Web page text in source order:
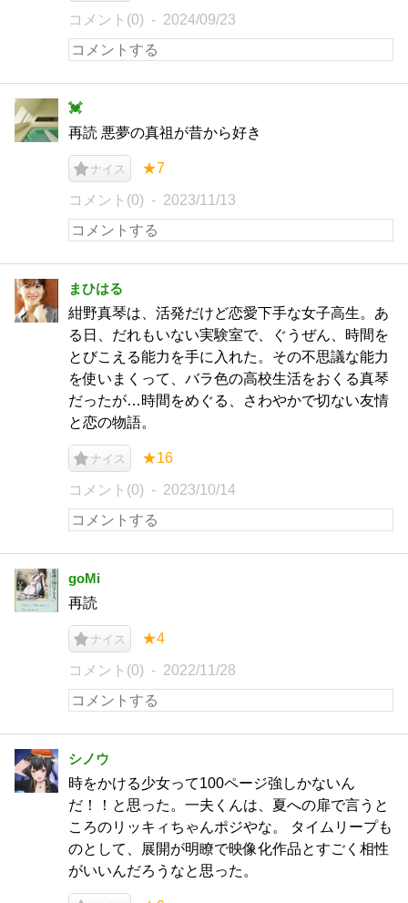
コメント(0) 2024/09/23
💓
再読 悪夢の真祖が昔から好き
ナイス ★7
コメント(0) 2023/11/13
まひはる
紺野真琴は、活発だけど恋愛下手な女子高生。あ
る日、だれもいない実験室で、ぐうぜん、時間を
とびこえる能力を手に入れた。その不思議な能力
を使いまくって、バラ色の高校生活をおくる真琴
だったが…時間をめぐる、さわやかで切ない友情
と恋の物語。
ナイス ★16
コメント(0) 2023/10/14
goMi
再読
ナイス ★4
コメント(0) 2022/11/28
シノウ
時をかける少女って100ページ強しかないん
だ！！と思った。一夫くんは、夏への扉で言うと
ころのリッキィちゃんポジやな。 タイムリープも
のとして、展開が明瞭で映像化作品とすごく相性
がいいんだろうなと思った。